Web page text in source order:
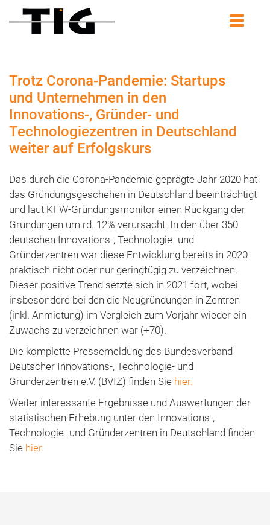
Trotz Corona-Pandemie: Startups
und Unternehmen in den
Innovations-, Gründer- und
Technologiezentren in Deutschland
weiter auf Erfolgskurs
Das durch die Corona-Pandemie geprägte Jahr 2020 hat
das Gründungsgeschehen in Deutschland beeinträchtigt
und laut KFW-Gründungsmonitor einen Rückgang der
Gründungen um rd. 12% verursacht. In den über 350
deutschen Innovations-, Technologie- und
Gründerzentren war diese Entwicklung bereits in 2020
praktisch nicht oder nur geringfügig zu verzeichnen.
Dieser positive Trend setzte sich in 2021 fort, wobei
insbesondere bei den die Neugründungen in Zentren
(inkl. Anmietung) im Vergleich zum Vorjahr wieder ein
Zuwachs zu verzeichnen war (+70).
Die komplette Pressemeldung des Bundesverband
Deutscher Innovations-, Technologie- und
Gründerzentren e.V. (BVIZ) finden Sie hier.
Weiter interessante Ergebnisse und Auswertungen der
statistischen Erhebung unter den Innovations-,
Technologie- und Gründerzentren in Deutschland finden
Sie hier.